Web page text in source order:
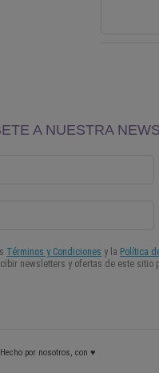
por nosotros, con ♥